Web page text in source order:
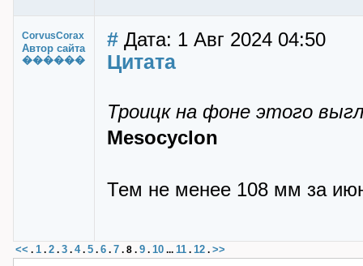
CorvusCorax
Автор сайта
������
# Дата: 1 Авг 2024 04:50
Цитата
Троицк на фоне этого
Mesocyclon
Тем не менее 108 мм за
<< . 1 . 2 . 3 . 4. 5 . 6 . 7 . 8 . 9 . 10 ... 11 . 12 . >>